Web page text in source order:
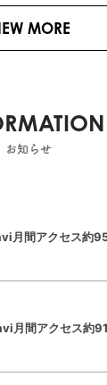
MORE
お知らせ
月間アクセス約
月間アクセス約